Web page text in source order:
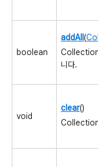
boolean
addAll (
Collection
니다.
void
clear()
Collection